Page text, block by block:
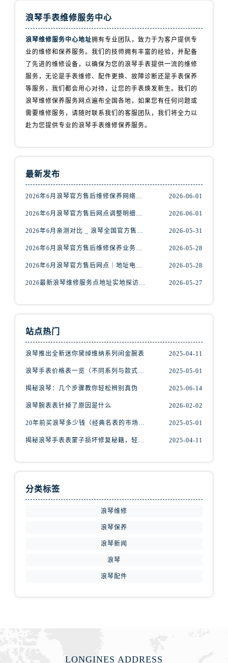
山西省阳泉市郊区平阳东街与新城大道交叉口浪琴售后服务中心（需提前预约）
安徽省淮北市相山区淮海路浪琴售后服务中心（需提前预约）
福建省宁德市蕉城区天湖东路浪琴售后服务中心（需提前预约）
浪琴手表维修服务中心
浪琴维修服务中心地址拥有专业团队，致力于为客户提供专
业的维修和保养服务。我们的技师拥有丰富的经验，并配备
了先进的维修设备，以确保为您的浪琴手表提供一流的维修
服务，无论是手表维修、配件更换、故障诊断还是手表保养
等服务，我们都会用心对待，让您的手表焕发新生。我们的
浪琴维修保养服务网点遍布全国各地，如果您有任何问题或
需要维修服务，请随时联系我们的客服团队，我们将全力以
赴为您提供专业的浪琴手表维修保养服务。
最新发布
2026年6月浪琴官方售后维修保养网络迁址及新设点快报 2026-06-01
2026年6月浪琴官方售后网点调整明细最终篇（迁址+新开业） 2026-06-01
2026年6月亲测对比 _ 浪琴全国官方售后服务体系2026焕新升级公告 2026-05-31
2026年6月浪琴官方售后维修保养业务网点重新配置补充通知原文内容公示 2026-05-28
2026年6月浪琴官方售后网点｜地址电话权威指南 2026-05-28
2026最新浪琴维修服务点地址实地探访报告 2026-05-27
站点热门
浪琴推出全新迷你黛绰维纳系列间金腕表 2025-04-11
浪琴手表价格表一览（不同系列与款式的价格区间） 2025-05-01
揭秘浪琴：几个步骤教你轻松辨别真伪 2025-06-14
浪琴腕表表针掉了原因是什么 2026-02-02
20年前买浪琴多少钱（经典名表的市场价值回顾） 2025-05-01
揭秘浪琴手表表蒙子损坏修复秘籍，轻松重获透明之美！ 2025-04-11
分类标签
浪琴维修
浪琴保养
浪琴新闻
浪琴
浪琴配件
LONGINES ADDRESS